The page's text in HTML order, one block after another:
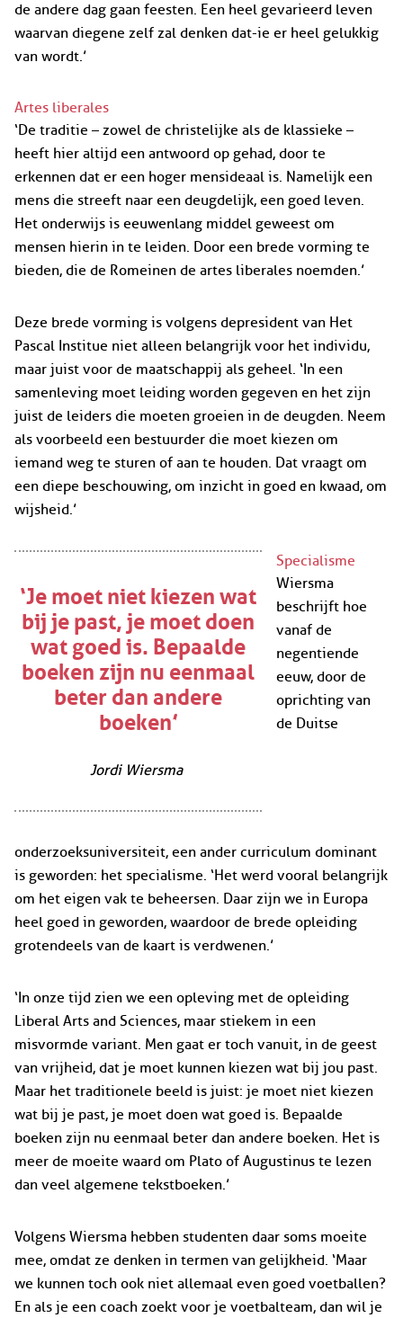
de andere dag gaan feesten. Een heel gevarieerd leven
waarvan diegene zelf zal denken dat-ie er heel gelukkig
van wordt.’
Artes liberales
‘De traditie – zowel de christelijke als de klassieke –
heeft hier altijd een antwoord op gehad, door te
erkennen dat er een hoger mensideaal is. Namelijk een
mens die streeft naar een deugdelijk, een goed leven.
Het onderwijs is eeuwenlang middel geweest om
mensen hierin in te leiden. Door een brede vorming te
bieden, die de Romeinen de artes liberales noemden.’
Deze brede vorming is volgens depresident van Het
Pascal Institue niet alleen belangrijk voor het individu,
maar juist voor de maatschappij als geheel. ‘In een
samenleving moet leiding worden gegeven en het zijn
juist de leiders die moeten groeien in de deugden. Neem
als voorbeeld een bestuurder die moet kiezen om
iemand weg te sturen of aan te houden. Dat vraagt om
een diepe beschouwing, om inzicht in goed en kwaad, om
wijsheid.’
‘Je moet niet kiezen wat
bij je past, je moet doen
wat goed is. Bepaalde
boeken zijn nu eenmaal
beter dan andere
boeken’
Jordi Wiersma
Specialisme
Wiersma
beschrijft hoe
vanaf de
negentiende
eeuw, door de
oprichting van
de Duitse
onderzoeksuniversiteit, een ander curriculum dominant
is geworden: het specialisme. ‘Het werd vooral belangrijk
om het eigen vak te beheersen. Daar zijn we in Europa
heel goed in geworden, waardoor de brede opleiding
grotendeels van de kaart is verdwenen.’
‘In onze tijd zien we een opleving met de opleiding
Liberal Arts and Sciences, maar stiekem in een
misvormde variant. Men gaat er toch vanuit, in de geest
van vrijheid, dat je moet kunnen kiezen wat bij jou past.
Maar het traditionele beeld is juist: je moet niet kiezen
wat bij je past, je moet doen wat goed is. Bepaalde
boeken zijn nu eenmaal beter dan andere boeken. Het is
meer de moeite waard om Plato of Augustinus te lezen
dan veel algemene tekstboeken.’
Volgens Wiersma hebben studenten daar soms moeite
mee, omdat ze denken in termen van gelijkheid. ‘Maar
we kunnen toch ook niet allemaal even goed voetballen?
En als je een coach zoekt voor je voetbalteam, dan wil je